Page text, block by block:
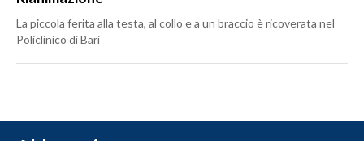
La piccola ferita alla testa, al collo e a un braccio è ricoverata nel
Policlinico di Bari